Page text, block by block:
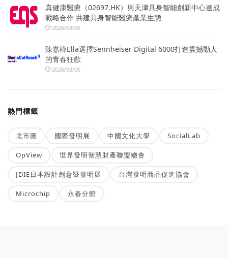
真健康醫療（02697.HK）與天津具身智能創新中心達成
戰略合作 共建具身智能醫療產業生態
2026/08/06
陳嘉樺Ella選擇Sennheiser Digital 6000打造震撼動人
的青春狂歡
2026/08/06
熱門標籤
北市圖 國際發明展 中國文化大學 SocialLab
OpView 世界發明智慧財產聯盟總會
JDIE日本設計創意暨發明展 台灣發明商品促進協會
Microchip 永春分館